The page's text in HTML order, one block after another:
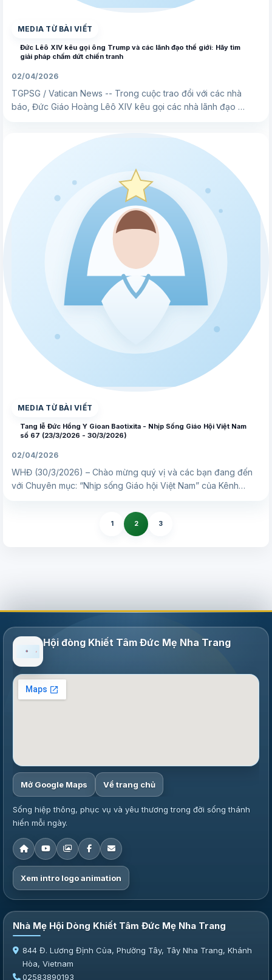
MEDIA TỪ BÀI VIẾT
Đức Lêô XIV kêu gọi ông Trump và các lãnh đạo thế giới: Hãy tìm
giải pháp chấm dứt chiến tranh
02/04/2026
TGPSG / Vatican News -- Trong cuộc trao đổi với các nhà
báo, Đức Giáo Hoàng Lêô XIV kêu gọi các nhà lãnh đạo …
MEDIA TỪ BÀI VIẾT
Tang lễ Đức Hồng Y Gioan Baotixita - Nhịp Sống Giáo Hội Việt Nam
số 67 (23/3/2026 - 30/3/2026)
02/04/2026
WHĐ (30/3/2026) – Chào mừng quý vị và các bạn đang đến
với Chuyên mục: “Nhịp sống Giáo hội Việt Nam” của Kênh…
1 2 3
Hội đòng Khiết Tâm Đức Mẹ Nha Trang
Mở Google Maps Về trang chủ
Sống hiệp thông, phục vụ và yêu thương trong đời sống thánh
hiến mỗi ngày.
Xem intro logo animation
Nhà Mẹ Hội Dòng Khiết Tâm Đức Mẹ Nha Trang
844 Đ. Lương Định Của, Phường Tây, Tây Nha Trang, Khánh
Hòa, Vietnam
02583890193